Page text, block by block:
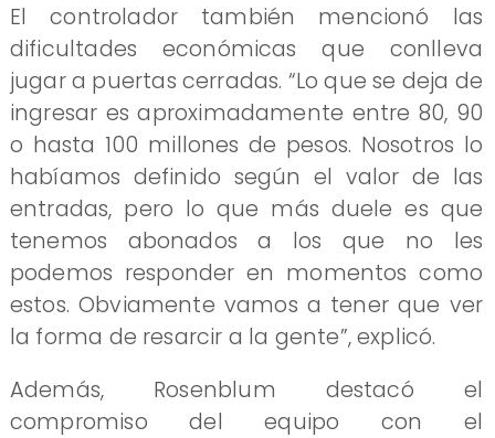
El controlador también mencionó las
dificultades económicas que conlleva
jugar a puertas cerradas. “Lo que se deja de
ingresar es aproximadamente entre 80, 90
o hasta 100 millones de pesos. Nosotros lo
habíamos definido según el valor de las
entradas, pero lo que más duele es que
tenemos abonados a los que no les
podemos responder en momentos como
estos. Obviamente vamos a tener que ver
la forma de resarcir a la gente”, explicó.
Además, Rosenblum destacó el
compromiso del equipo con el